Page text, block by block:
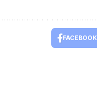
FACEBOOK